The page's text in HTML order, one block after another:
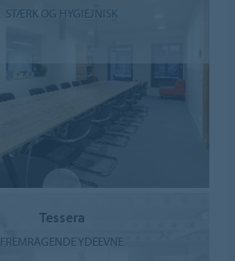
STÆRK OG HYGIEJNISK
Tessera
FREMRAGENDE YDEEVNE